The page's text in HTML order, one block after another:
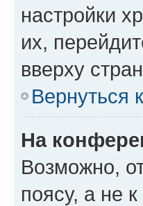
настройки
их,
вверху
Вернуться
На
Возможно,
поясу, а не